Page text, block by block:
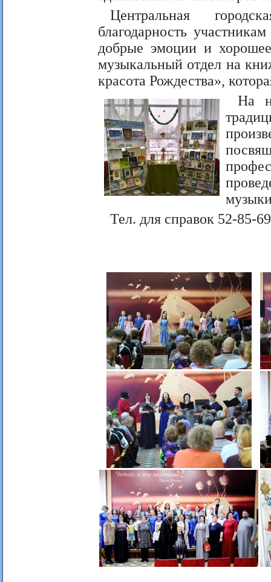
Центральная
благодарность
добрые эмоции и
музыкальный отдел на
красота Рождества»,
На
Тел. для справок 52-85-